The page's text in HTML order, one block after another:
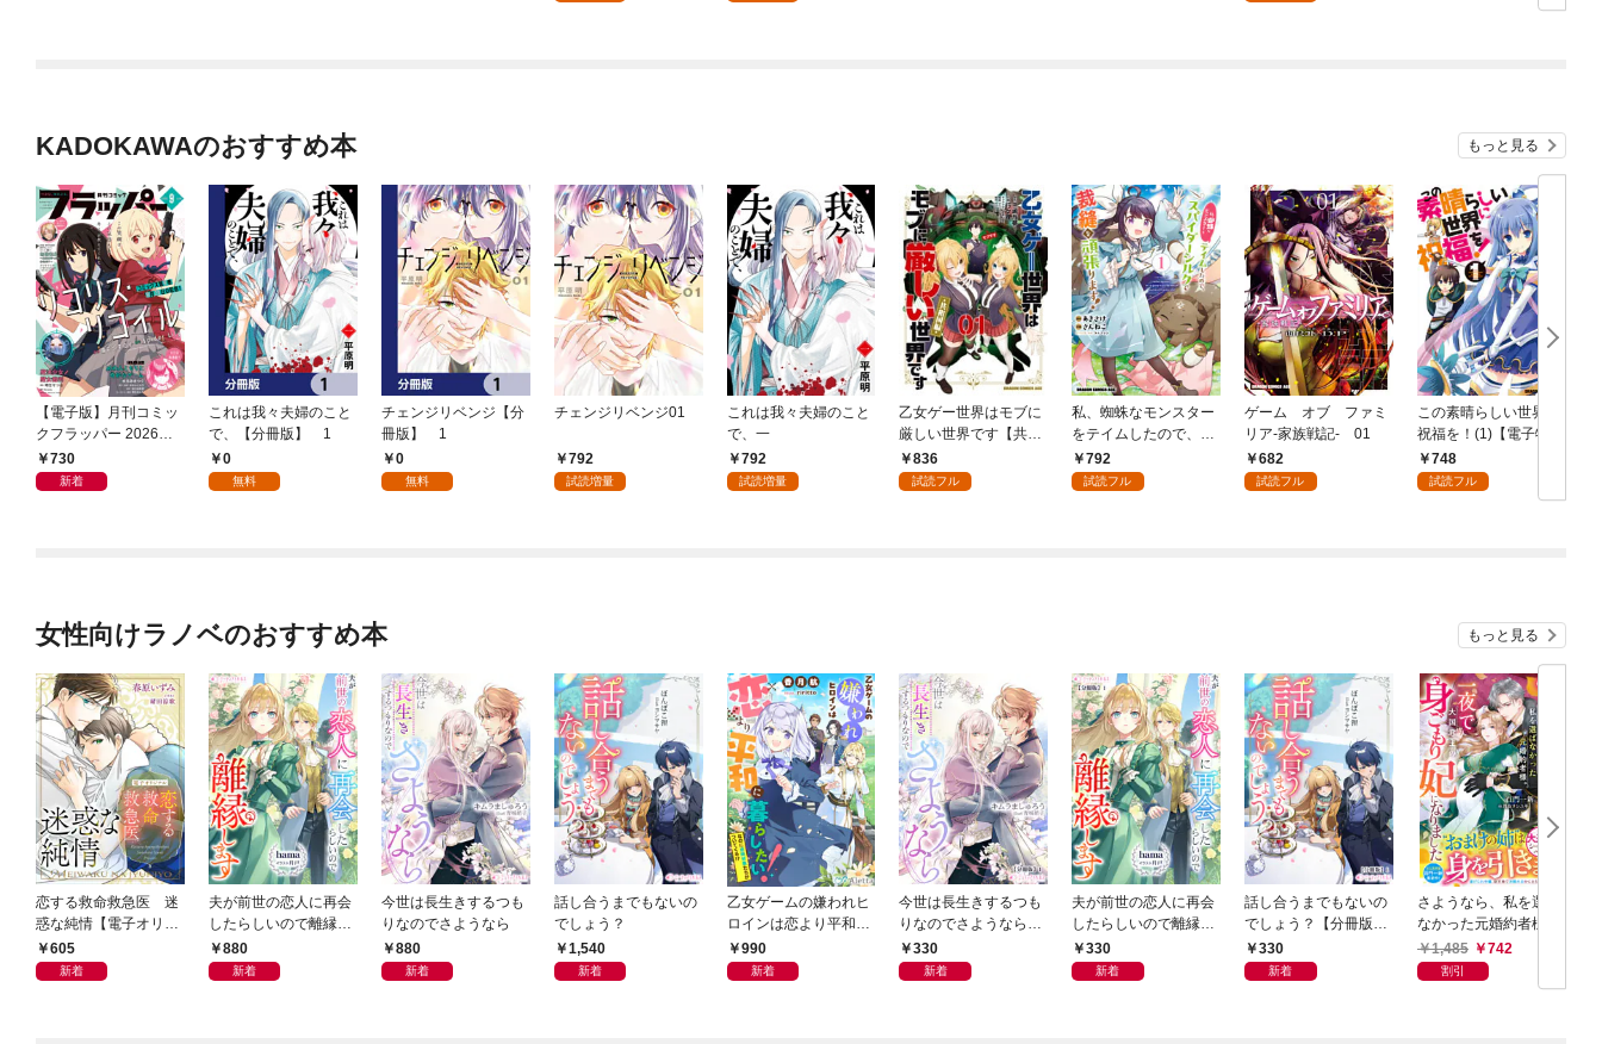
KADOKAWAのおすすめ本 もっと見る
【電子版】月刊コミッ
クフラッパー 2026年9
月号730
新着
これは我々夫婦のこと
で、【分冊版】 1
0
無料
チェンジリベンジ【分
冊版】 1
0
無料
チェンジリベンジ01
792
試読増量
これは我々夫婦のこと
で、一
792
試読増量
乙女ゲー世界はモブに
厳しい世界です【共和
国編】 ０１
836
試読フル
私、蜘蛛なモンスター
をテイムしたので、ス
パイダーシルクで裁縫
を頑張ります！ 1
792
試読フル
ゲーム オブ ファミ
リア-家族戦記- 01
682
試読フル
この素晴らしい世界に
祝福を！(1)【電子特別
版】748
試読フル
女性向けラノベのおすすめ本 もっと見る
恋する救命救急医 迷
惑な純情【電子オリジ
ナル】
605
新着
夫が前世の恋人に再会
したらしいので離縁し
ます880
新着
今世は長生きするつも
りなのでさようなら
880
新着
話し合うまでもないの
でしょう？
1,540
新着
乙女ゲームの嫌われヒ
ロインは恋より平和に
暮らしたい！（なのに
攻略対象たちがついて
990
新着
今世は長生きするつも
りなのでさようなら
【分冊版】1
330
新着
夫が前世の恋人に再会
したらしいので離縁し
ます【分冊版】1
330
新着
話し合うまでもないの
でしょう？【分冊版】
1 330
新着
さようなら、私を選ば
なかった元婚約者様。
一夜で大国君主の身ご
もり妃になりました
【電子限定SS付き】
1,485 742
割引